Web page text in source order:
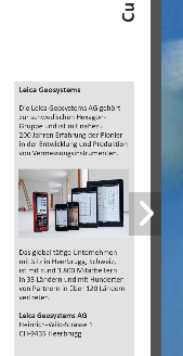
Leica Geosystems
Die Leica Geosystems AG gehört
zur schwedischen Hexagon-
Gruppe und ist mit nahezu
200 Jahren Erfahrung der Pionier
in der Entwicklung und Produktion
von Vermessungsinstrumenten.
Das global tätige Unternehmen
mit Sitz in Heerbrugg, Schweiz,
ist mit rund 3.800 Mitarbeitern
in 33 Ländern und mit Hunderten
von Partnern in über 120 Ländern
vertreten.
Leica Geosystems AG
Heinrich-Wild-Strasse 1
CH-9435 Heerbrugg